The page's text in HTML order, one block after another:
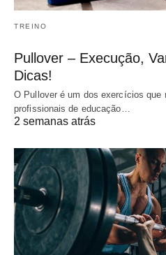
TREINO
Pullover – Execução,
Dicas!
O Pullover é um dos exercícios que
profissionais de educação…
2 semanas atrás